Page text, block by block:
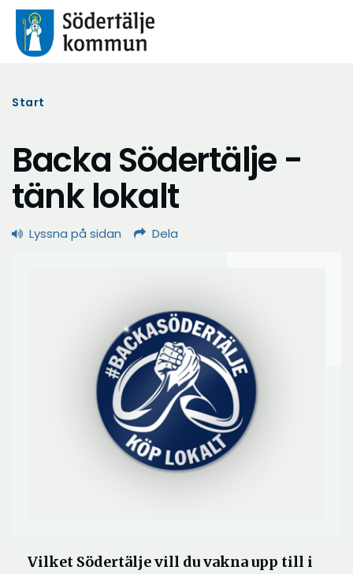
Start
Backa Södertälje -
tänk lokalt
Lyssna på sidan Dela
Vilket Södertälje vill du vakna upp till i